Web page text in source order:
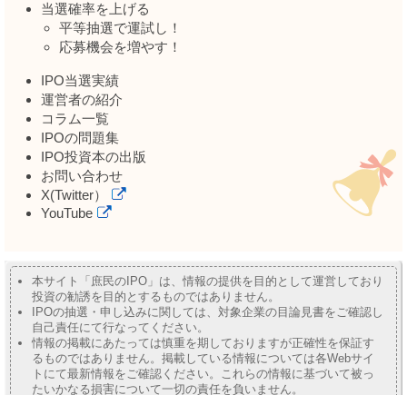
当選確率を上げる
平等抽選で運試し！
応募機会を増やす！
IPO当選実績
運営者の紹介
コラム一覧
IPOの問題集
IPO投資本の出版
お問い合わせ
X(Twitter）
YouTube
本サイト「庶民のIPO」は、情報の提供を目的として運営しており
投資の勧誘を目的とするものではありません。
IPOの抽選・申し込みに関しては、対象企業の目論見書をご確認し
自己責任にて行なってください。
情報の掲載にあたっては慎重を期しておりますが正確性を保証す
るものではありません。掲載している情報については各Webサイ
トにて最新情報をご確認ください。これらの情報に基づいて被っ
たいかなる損害について一切の責任を負いません。